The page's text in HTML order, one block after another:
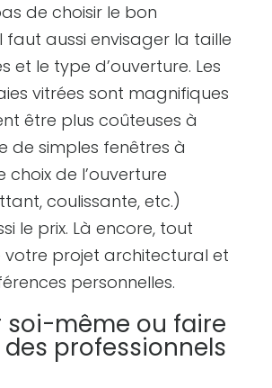
de choisir le bon
faut aussi envisager la taille
et le type d’ouverture. Les
vitrées sont magnifiques
être plus coûteuses à
de simples fenêtres à
choix de l’ouverture
coulissante, etc.)
le prix. Là encore, tout
projet architectural et
personnelles.
soi-même ou faire
professionnels